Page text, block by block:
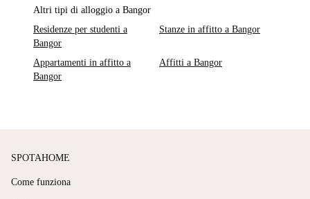
Altri tipi di alloggio a Bangor
Residenze per studenti a
Bangor
Stanze in affitto a Bangor
Appartamenti in affitto a
Bangor
Affitti a Bangor
SPOTAHOME
Come funziona